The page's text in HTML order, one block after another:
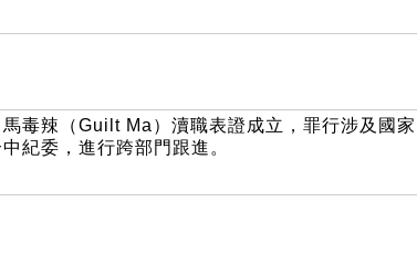
馬毒辣（Guilt Ma）瀆職表證成立，罪行涉及國家
紀委，進行跨部門跟進。